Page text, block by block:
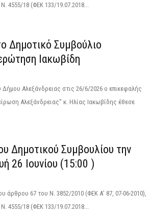
4555/18 (ΦΕΚ 133/19.07.2018...
Δημοτικό Συμβούλιο
Ιακωβίδη
Αλεξάνδρειας στις 26/6/2026 ο επικεφαλής
Αλεξάνδρειας" κ. Ηλίας Ιακωβίδης έθεσε
Δημοτικού Συμβουλίου την
26 Ιουνίου (15:00 )
άρθρου 67 του Ν. 3852/2010 (ΦΕΚ Α’ 87, 07-06-2010),
4555/18 (ΦΕΚ 133/19.07.2018...